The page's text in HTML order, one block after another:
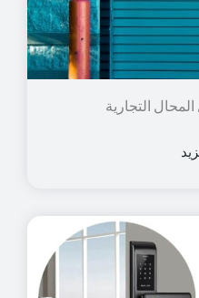
التجارية